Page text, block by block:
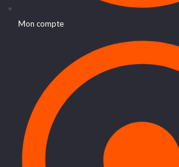
Mon compte